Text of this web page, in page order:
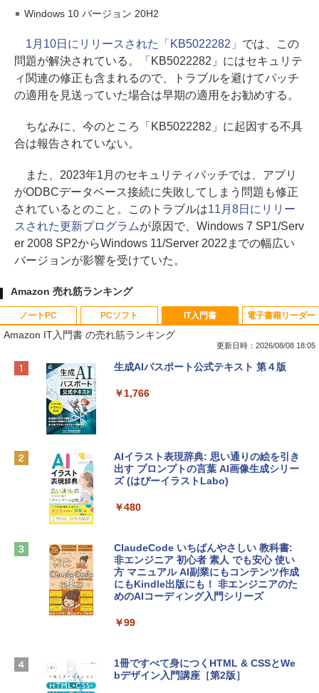
Windows 10 バージョン 20H2
1月10日にリリースされた「KB5022282」 では、この
問題が解決されている。「KB5022282」にはセキュリテ
ィ関連の修正も含まれるので、トラブルを避けてパッチ
の適用を見送っていた場合は早期の適用をお勧めする。
ちなみに、今のところ「KB5022282」に起因する不具
合は報告されていない。
また、2023年1月のセキュリティパッチでは、アプリ
がODBCデータベース接続に失敗してしまう問題も修正
されているとのこと。このトラブルは11月8日にリリー
スされた更新プログラムが原因で、Windows 7 SP1/Serv
er 2008 SP2からWindows 11/Server 2022までの幅広い
バージョンが影響を受けていた。
Amazon 売れ筋ランキング
ノートPC
Apple 2026 MacBook Neo A18 Proチッ
e Intelligenceのために設計、Liquid Ret
￥131,111
ンケース Dell NEC Lavie ASUS HP dyna
￥2,952
Apple 2026 MacBook Air M5チップ搭載
13インチノートブック：AIとApple Intell
スプレイ、16GBユニファイドメモリ、1
D - ミッドナイト
PCソフト
Robloxギフトカード - 800 Robux 【限
インゲームコード】 ロブロックス | オン
Robloxギフトカード - 1000 Robux 【限
定バーチャルアイテムを含む】 【オンラ
ラインコード版
Microsoft Office Home & Business 202
4(最新 永続版)|オンラインコード版|Wind
ows11、10/mac対応|PC2台
￥39,582
Robloxギフトカード - 2,000 Robux 【限
定バーチャルアイテムを含む】 【オンラ
IT入門書
Amazon IT入門書 の売れ筋ランキング
更新日時：2026/08/08 18:05
生成AIパスポート公式テキスト 第４版
￥1,766
AIイラスト表現辞典: 思い通りの絵を引き
出す プロンプトの言葉 AI画像生成シリー
ズ (はぴーイラストLabo)
￥480
ClaudeCode いちばんやさしい 教科書:
非エンジニア 初心者 素人 でも安心 使い
方 マニュアル AI副業にもコンテンツ作成
にもKindle出版にも！ 非エンジニアのた
めのAIコーディング入門シリーズ
￥99
1冊ですべて身につくHTML & CSSとWe
bデザイン入門講座［第2版］
電子書籍リーダー